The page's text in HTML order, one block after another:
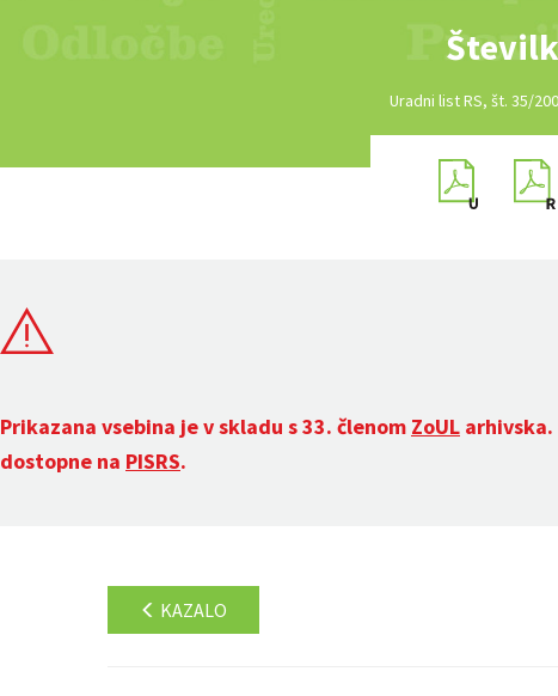
Uradni list RS, št. 35/
Prikazana vsebina je v skladu s 33. členom ZoUL
dostopne na PISRS.
KAZALO